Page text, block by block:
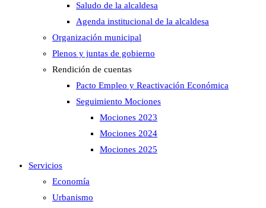
Saludo de la alcaldesa
Agenda institucional de la alcaldesa
Organización municipal
Plenos y juntas de gobierno
Rendición de cuentas
Pacto Empleo y Reactivación Económica
Seguimiento Mociones
Mociones 2023
Mociones 2024
Mociones 2025
Servicios
Economía
Urbanismo